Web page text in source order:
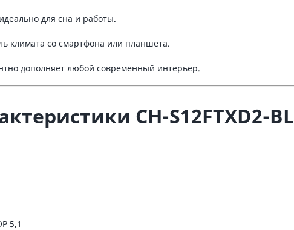
для сна и работы.
климата со смартфона или планшета.
дополняет любой современный интерьер.
CH-S12FTXD2-BL
5,1